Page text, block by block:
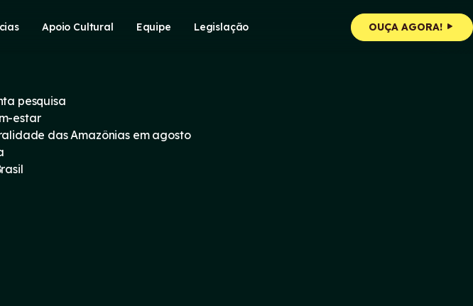
Apoio Cultural Equipe Legislação OUÇA AGORA!
pesquisa
estar
das Amazônias em agosto